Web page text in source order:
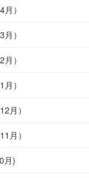
）
）
）
）
月）
月）
月)